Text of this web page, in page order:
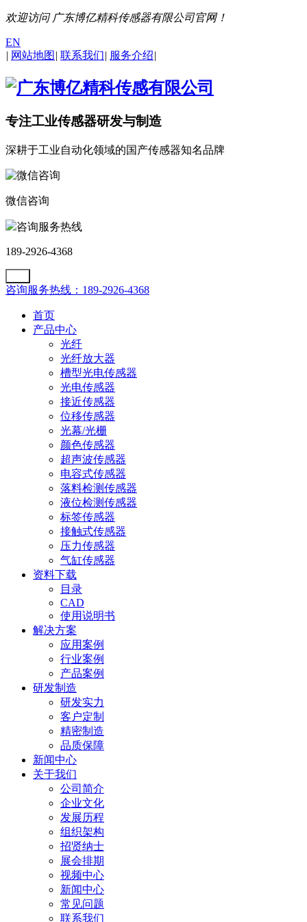
欢迎访问 广东博亿精科传感器有限公司官网！
EN
| 网站地图 | 联系我们| 服务介绍|
专注工业传感器研发与制造
深耕于工业自动化领域的国产传感器知名品牌
微信咨询
咨询服务热线
189-2926-4368
咨询服务热线：189-2926-4368
首页
产品中心
光纤
光纤放大器
槽型光电传感器
光电传感器
接近传感器
位移传感器
光幕/光栅
颜色传感器
超声波传感器
电容式传感器
落料检测传感器
液位检测传感器
标签传感器
接触式传感器
压力传感器
气缸传感器
资料下载
目录
CAD
使用说明书
解决方案
应用案例
行业案例
产品案例
研发制造
研发实力
客户定制
精密制造
品质保障
新闻中心
关于我们
公司简介
企业文化
发展历程
组织架构
招贤纳士
展会排期
视频中心
新闻中心
常见问题
联系我们